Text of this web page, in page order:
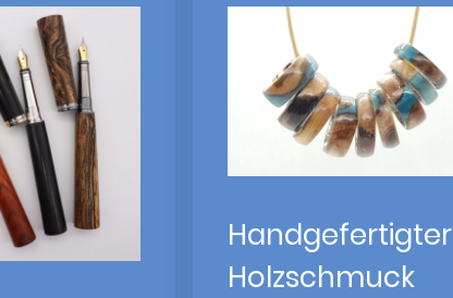
Handgefertigter
Holzschmuck